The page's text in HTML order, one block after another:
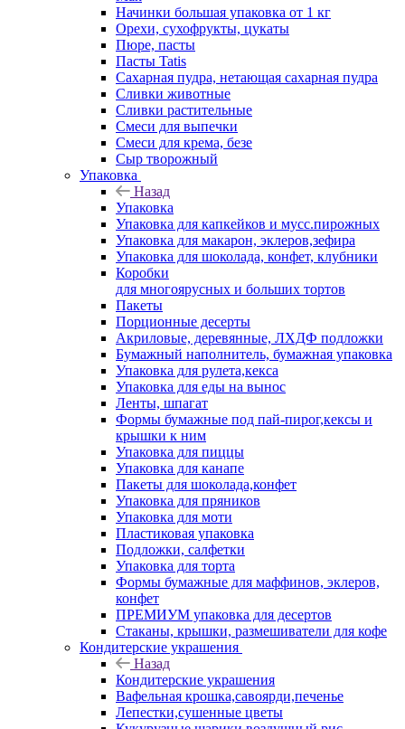
Начинки большая упаковка от 1 кг
Орехи, сухофрукты, цукаты
Пюре, пасты
Пасты Tatis
Сахарная пудра, нетающая сахарная пудра
Сливки животные
Сливки растительные
Смеси для выпечки
Смеси для крема, безе
Сыр творожный
Упаковка
Назад
Упаковка
Упаковка для капкейков и мусс.пирожных
Упаковка для макарон, эклеров,зефира
Упаковка для шоколада, конфет, клубники
Коробки
для многоярусных и больших тортов
Пакеты
Порционные десерты
Акриловые, деревянные, ЛХДФ подложки
Бумажный наполнитель, бумажная упаковка
Упаковка для рулета,кекса
Упаковка для еды на вынос
Ленты, шпагат
Формы бумажные под пай-пирог,кексы и
крышки к ним
Упаковка для пиццы
Упаковка для канапе
Пакеты для шоколада,конфет
Упаковка для пряников
Упаковка для моти
Пластиковая упаковка
Подложки, салфетки
Упаковка для торта
Формы бумажные для маффинов, эклеров,
конфет
ПРЕМИУМ упаковка для десертов
Стаканы, крышки, размешиватели для кофе
Кондитерские украшения
Назад
Кондитерские украшения
Вафельная крошка,савоярди,печенье
Лепестки,сушенные цветы